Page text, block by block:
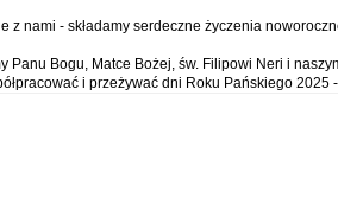
z nami - składamy serdeczne życzenia
Panu Bogu, Matce Bożej, św. Filipowi Neri i
i przeżywać dni Roku Pańskiego